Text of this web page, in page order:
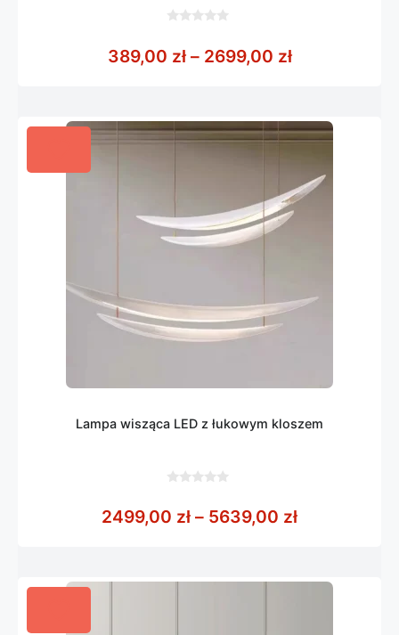
5
389,00 zł – 2699,00 złZakres cen:
Lampa wisząca LED z łukowym kloszem
5
2499,00 zł – 5639,00 złZakres cen: